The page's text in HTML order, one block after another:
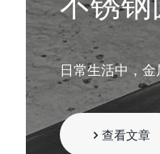
日常生活中，
查看文章